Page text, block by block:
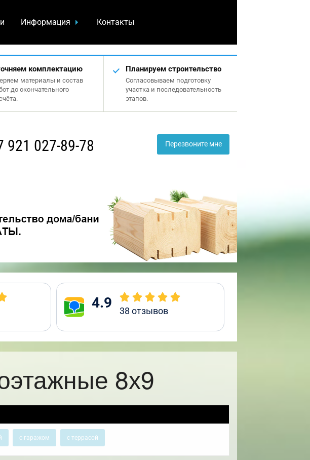
Информация Контакты
комплектацию
материалы и состав
до окончательного
Планируем строительство
Согласовываем подготовку
участка и последовательность
этапов.
921 027-89-78 Перезвоните мне
4.9 38 отзывов
8х9
с гаражом с террасой